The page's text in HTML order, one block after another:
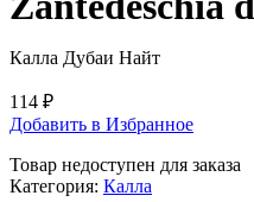
Калла Дубаи Найт
114 ₽
Добавить в Избранное
Товар недоступен для заказа
Категория: Калла